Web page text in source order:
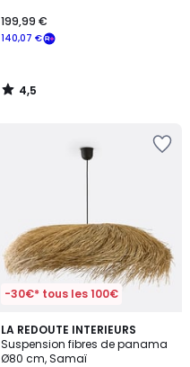
140,07 €
199,99 €
4,5
/
-30€* tous les 100€
LA REDOUTE INTERIEURS
Suspension fibres de panama
Ø80 cm, Samaï
4,5
/ 5